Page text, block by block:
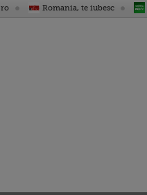
Romania, te iubesc